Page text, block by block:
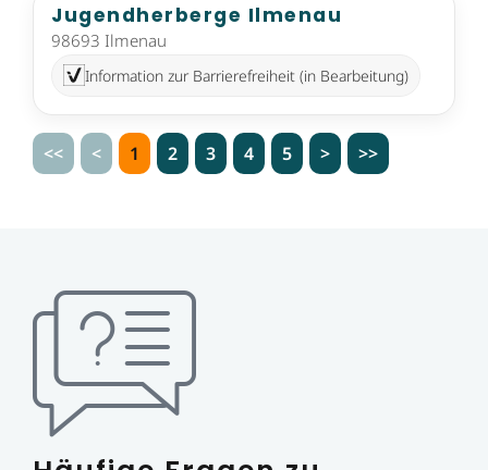
Jugendherberge Ilmenau
98693 Ilmenau
Information zur Barrierefreiheit (in Bearbeitung)
<< < 1 2 3 4 5 > >>